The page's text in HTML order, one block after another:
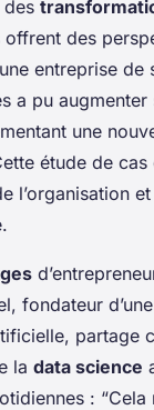
des
des
entreprise de
a pu
une
étude de cas
l’organisation
fondateur
partage
la data science
: “Cela